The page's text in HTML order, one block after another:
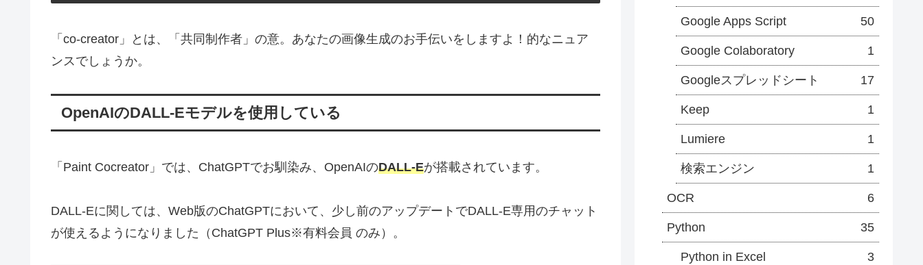
「co-creator」とは、「共同制作者」の意。あなたの画像生成のお手伝いをしますよ！的なニュア
ンスでしょうか。
OpenAIのDALL-Eモデルを使用している
「Paint Cocreator」では、ChatGPTでお馴染み、OpenAIのDALL-Eが搭載されています。
DALL-Eに関しては、Web版のChatGPTにおいて、少し前のアップデートでDALL-E専用のチャット
が使えるようになりました（ChatGPT Plus※有料会員 のみ）。
Google Apps Script 50
Google Colaboratory 1
Googleスプレッドシート 17
Keep 1
Lumiere 1
検索エンジン 1
OCR 6
Python 35
Python in Excel 3